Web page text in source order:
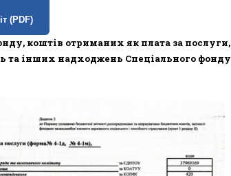
(PDF)
коштів отриманих як плата за послуги,
інших надходжень Спеціального фонду